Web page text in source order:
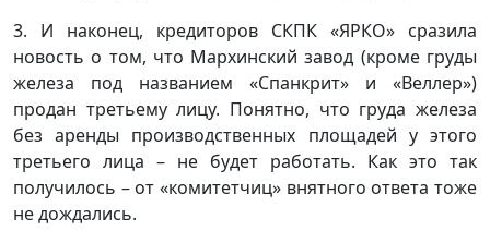
3. И наконец, кредиторов СКПК «ЯРКО» сразила
новость о том, что Мархинский завод (кроме груды
железа под названием «Спанкрит» и «Веллер»)
продан третьему лицу. Понятно, что груда железа
без аренды производственных площадей у этого
третьего лица – не будет работать. Как это так
получилось – от «комитетчиц» внятного ответа тоже
не дождались.